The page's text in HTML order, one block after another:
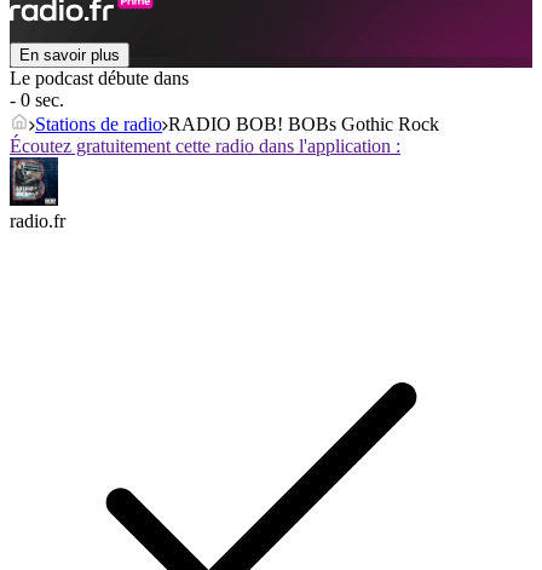
En savoir plus
Le podcast débute dans
- 0 sec.
Stations de radio RADIO BOB! BOBs Gothic Rock
Écoutez gratuitement cette radio dans l'application :
radio.fr